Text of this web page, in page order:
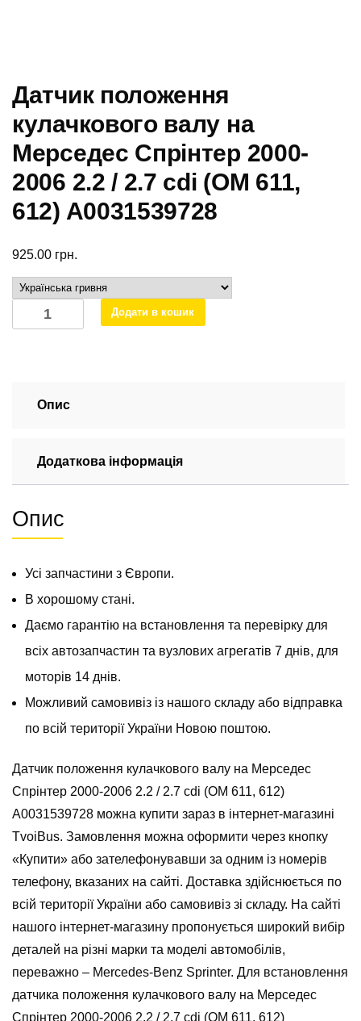
Датчик положення
кулачкового валу на
Мерседес Спрінтер 2000-
2006 2.2 / 2.7 cdi (ОМ 611,
612) A0031539728
925.00 грн.
Датчик
положення
Мерседес
2006
2.2
2.7
cdi
611,
612)
A0031539728
кількість
Додати в кошик
Опис
Додаткова інформація
Опис
Усі запчастини з Європи.
В хорошому стані.
Даємо гарантію на встановлення та перевірку для
всіх автозапчастин та вузлових агрегатів 7 днів, для
моторів 14 днів.
Можливий самовивіз із нашого складу або відправка
по всій території України Новою поштою.
Датчик положення кулачкового валу на Мерседес
Спрінтер 2000-2006 2.2 / 2.7 cdi (ОМ 611, 612)
A0031539728 можна купити зараз в інтернет-магазині
TvoiBus. Замовлення можна оформити через кнопку
«Купити» або зателефонувавши за одним із номерів
телефону, вказаних на сайті. Доставка здійснюється по
всій території України або самовивіз зі складу. На сайті
нашого інтернет-магазину пропонується широкий вибір
деталей на різні марки та моделі автомобілів,
переважно – Mercedes-Benz Sprinter. Для встановлення
датчика положення кулачкового валу на Мерседес
Спрінтер 2000-2006 2.2 / 2.7 cdi (ОМ 611, 612)